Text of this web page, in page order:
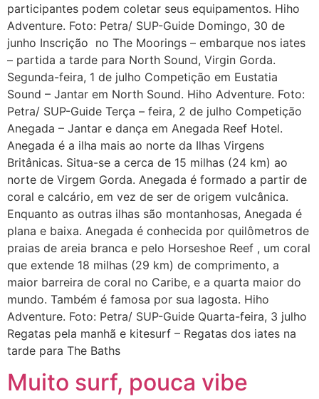
participantes podem coletar seus equipamentos. Hiho
Adventure. Foto: Petra/ SUP-Guide Domingo, 30 de
junho Inscrição no The Moorings – embarque nos iates
– partida a tarde para North Sound, Virgin Gorda.
Segunda-feira, 1 de julho Competição em Eustatia
Sound – Jantar em North Sound. Hiho Adventure. Foto:
Petra/ SUP-Guide Terça – feira, 2 de julho Competição
Anegada – Jantar e dança em Anegada Reef Hotel.
Anegada é a ilha mais ao norte da Ilhas Virgens
Britânicas. Situa-se a cerca de 15 milhas (24 km) ao
norte de Virgem Gorda. Anegada é formado a partir de
coral e calcário, em vez de ser de origem vulcânica.
Enquanto as outras ilhas são montanhosas, Anegada é
plana e baixa. Anegada é conhecida por quilômetros de
praias de areia branca e pelo Horseshoe Reef , um coral
que extende 18 milhas (29 km) de comprimento, a
maior barreira de coral no Caribe, e a quarta maior do
mundo. Também é famosa por sua lagosta. Hiho
Adventure. Foto: Petra/ SUP-Guide Quarta-feira, 3 julho
Regatas pela manhã e kitesurf – Regatas dos iates na
tarde para The Baths
Muito surf, pouca vibe